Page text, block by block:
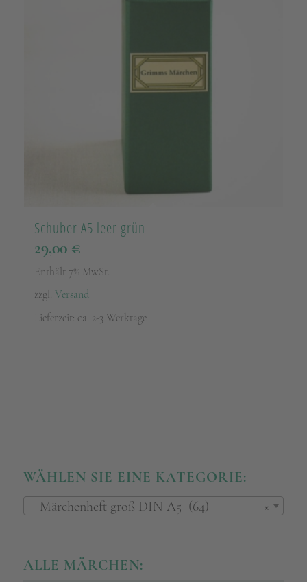
Schuber A5 leer grün
29,00 €
Enthält 7% MwSt.
zzgl. Versand
Lieferzeit: ca. 2-3 Werktage
WÄHLEN SIE EINE KATEGORIE:
×
Märchenheft groß DIN A5 (64)
ALLE MÄRCHEN: